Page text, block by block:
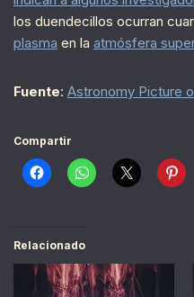
los duendecillos ocurran
plasma en la atmósfera
Fuente: Astronomy Picture
Compartir
Relacionado